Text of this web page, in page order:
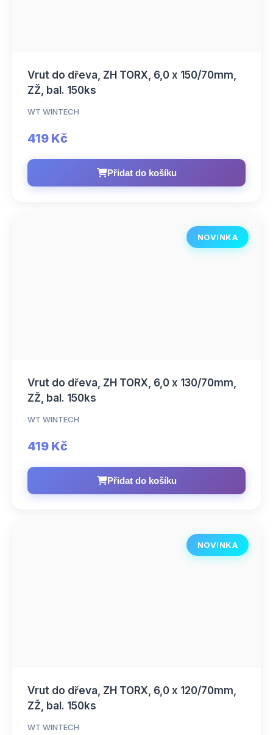
Vrut do dřeva, ZH TORX, 6,0 x 150/70mm,
ZŽ, bal. 150ks
WT WINTECH
419 Kč
Přidat do košíku
NOVINKA
Vrut do dřeva, ZH TORX, 6,0 x 130/70mm,
ZŽ, bal. 150ks
WT WINTECH
419 Kč
Přidat do košíku
NOVINKA
Vrut do dřeva, ZH TORX, 6,0 x 120/70mm,
ZŽ, bal. 150ks
WT WINTECH